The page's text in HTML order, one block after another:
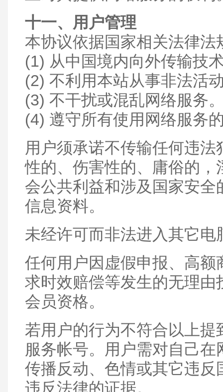
十一、用户管理
本协议依据国家相关法律
(1) 从中国境内向外传输技
(2) 不利用本站从事非法活
(3) 不干扰或混乱网络服务
(4) 遵守所有使用网络服务
用户须承诺不传输任何违
性的、伤害性的、庸俗的
会公共利益和涉及国家安
信息资料。
未经许可而非法进入其它电
任何用户因虚假申报、高
求时效赔偿等发生的无理
会员资格。
若用户的行为不符合以上
服务帐号。用户需对自己
传播反动、色情或其它违
违反法律的证据。